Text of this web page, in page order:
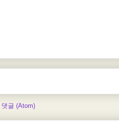
댓글 (Atom)